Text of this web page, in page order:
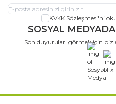
KVKK Sözleşmesi'ni
SOSYAL
Son duyuruları görmek için
x